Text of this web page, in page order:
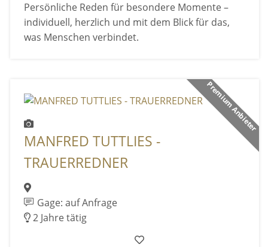
Persönliche Reden für besondere Momente –
individuell, herzlich und mit dem Blick für das,
was Menschen verbindet.
Premium Anbieter
MANFRED TUTTLIES -
TRAUERREDNER
Gage: auf Anfrage
2 Jahre tätig